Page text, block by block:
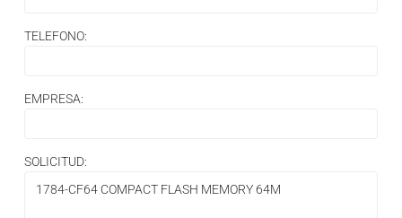
TELEFONO:
EMPRESA:
SOLICITUD: